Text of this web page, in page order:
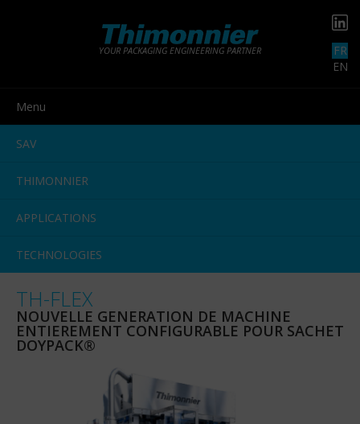
FR
EN
YOUR PACKAGING ENGINEERING PARTNER
Menu
SAV
THIMONNIER
APPLICATIONS
TECHNOLOGIES
TH-FLEX
NOUVELLE GENERATION DE MACHINE
ENTIEREMENT CONFIGURABLE POUR SACHET
DOYPACK®